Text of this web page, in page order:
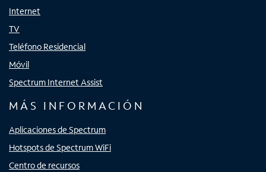
Internet
TV
Teléfono Residencial
Móvil
Spectrum Internet Assist
MÁS INFORMACIÓN
Aplicaciones de Spectrum
Hotspots de Spectrum WiFi
Centro de recursos